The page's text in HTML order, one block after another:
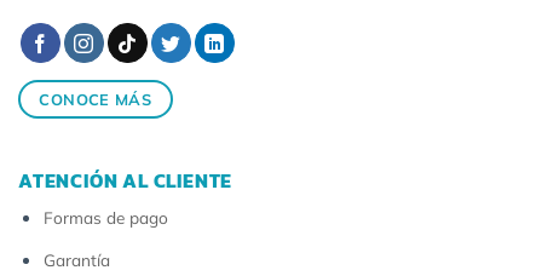
CONOCE MÁS
ATENCIÓN AL CLIENTE
Formas de pago
Garantía